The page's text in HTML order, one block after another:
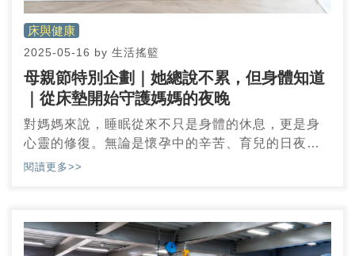
床與健康
2025-05-16 by 生活搖籃
母親節特別企劃｜她總說不累，但身體知道
｜從床墊開始守護媽媽的夜晚
對媽媽來說，睡眠從來不只是身體的休息，更是身
心靈的修復。無論是懷孕中的辛苦、育兒的日夜顛
倒，或是職場與家庭間的多重壓力，睡得好不好，
閱讀更多>>